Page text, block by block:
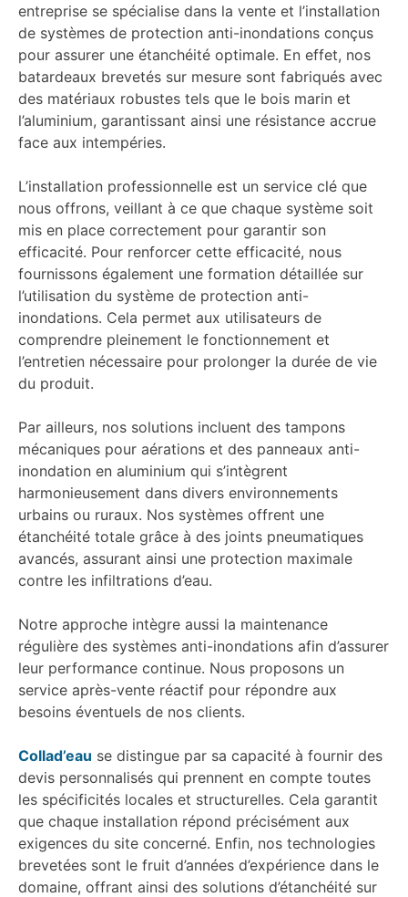
entreprise se spécialise dans la vente et l’installation
de systèmes de protection anti-inondations conçus
pour assurer une étanchéité optimale. En effet, nos
batardeaux brevetés sur mesure sont fabriqués avec
des matériaux robustes tels que le bois marin et
l’aluminium, garantissant ainsi une résistance accrue
face aux intempéries.
L’installation professionnelle est un service clé que
nous offrons, veillant à ce que chaque système soit
mis en place correctement pour garantir son
efficacité. Pour renforcer cette efficacité, nous
fournissons également une formation détaillée sur
l’utilisation du système de protection anti-
inondations. Cela permet aux utilisateurs de
comprendre pleinement le fonctionnement et
l’entretien nécessaire pour prolonger la durée de vie
du produit.
Par ailleurs, nos solutions incluent des tampons
mécaniques pour aérations et des panneaux anti-
inondation en aluminium qui s’intègrent
harmonieusement dans divers environnements
urbains ou ruraux. Nos systèmes offrent une
étanchéité totale grâce à des joints pneumatiques
avancés, assurant ainsi une protection maximale
contre les infiltrations d’eau.
Notre approche intègre aussi la maintenance
régulière des systèmes anti-inondations afin d’assurer
leur performance continue. Nous proposons un
service après-vente réactif pour répondre aux
besoins éventuels de nos clients.
Collad’eau se distingue par sa capacité à fournir des
devis personnalisés qui prennent en compte toutes
les spécificités locales et structurelles. Cela garantit
que chaque installation répond précisément aux
exigences du site concerné. Enfin, nos technologies
brevetées sont le fruit d’années d’expérience dans le
domaine, offrant ainsi des solutions d’étanchéité sur